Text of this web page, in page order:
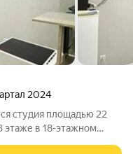
2024
студия площадью 22
этаже в 18-этажном